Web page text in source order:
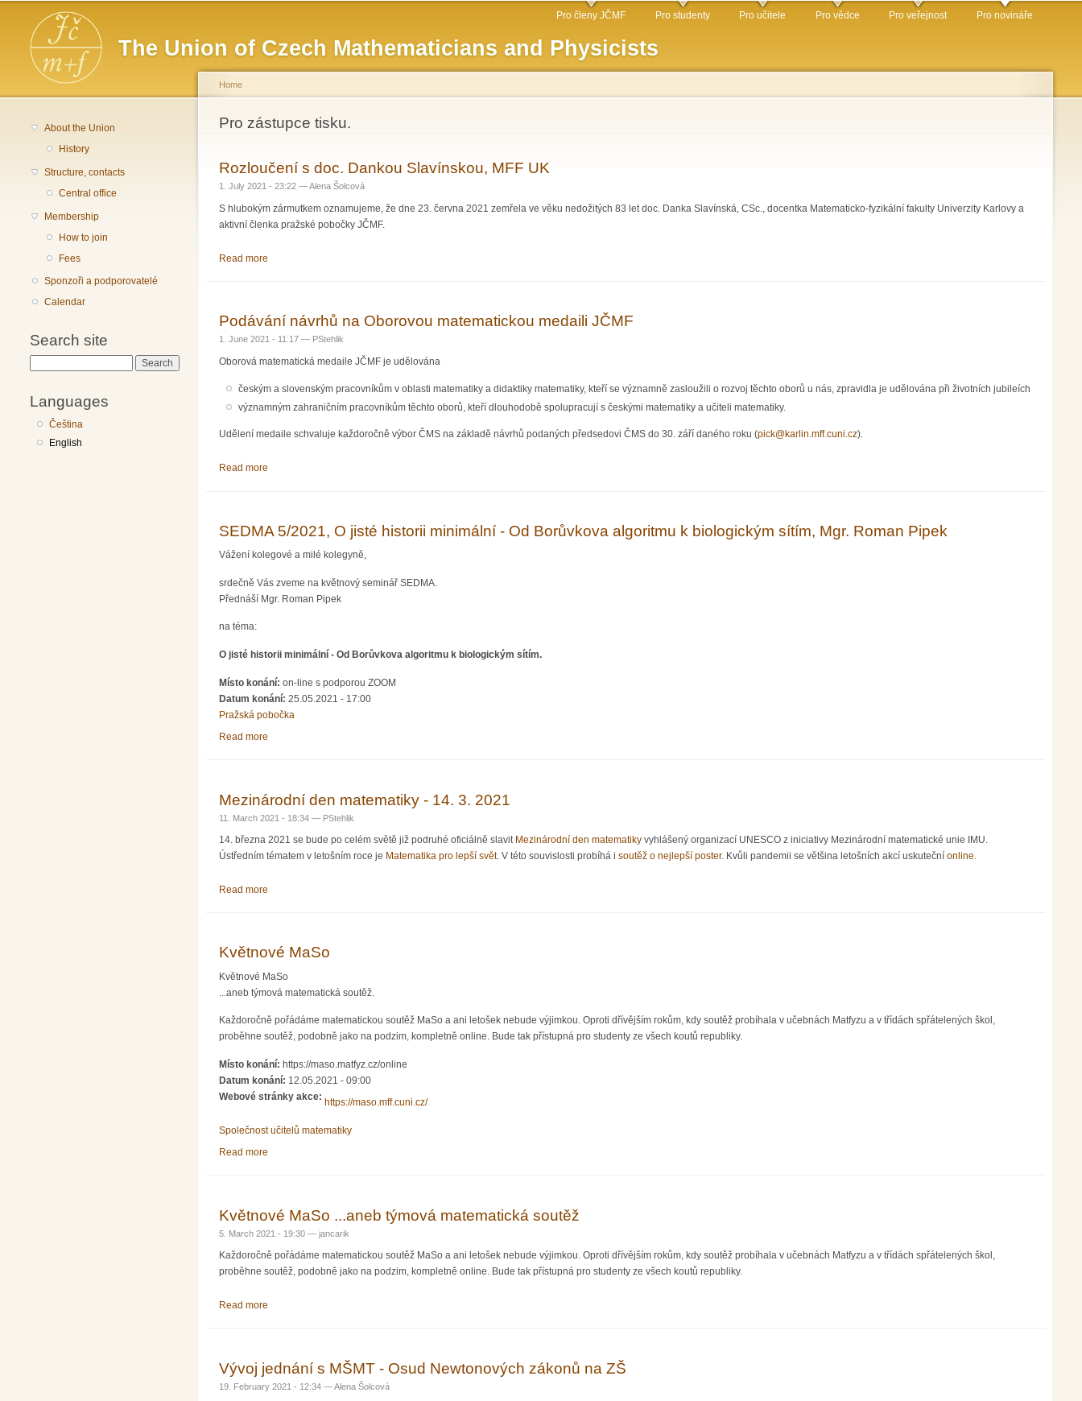
The Union of Czech Mathematicians and Physicists
Main menu Pro členy JČMF Pro studenty Pro učitele Pro vědce Pro veřejnost Pro novináře
About the Union
History
Structure, contacts
Central office
Membership
How to join
Fees
Sponzoři a podporovatelé
Calendar
Search site
Languages
Čeština
English
You are here
Home
Pro zástupce tisku.
Rozloučení s doc. Dankou Slavínskou, MFF UK
1. July 2021 - 23:22 —Alena Šolcová
S hlubokým zármutkem oznamujeme, že dne 23. června 2021 zemřela ve věku nedožitých 83 let doc. Danka Slavínská, CSc., docentka Matematicko-fyzikální fakulty Univerzity Karlovy a
aktivní členka pražské pobočky JČMF.
Read more
Podávání návrhů na Oborovou matematickou medaili JČMF
1. June 2021 - 11:17 — PStehlik
Oborová matematická medaile JČMF je udělována
českým a slovenským pracovníkům v oblasti matematiky a didaktiky matematiky, kteří se významně zasloužili o rozvoj těchto oborů u nás, zpravidla je udělována při životních jubileích
významným zahraničním pracovníkům těchto oborů, kteří dlouhodobě spolupracují s českými matematiky a učiteli matematiky.
Udělení medaile schvaluje každoročně výbor ČMS na základě návrhů podaných předsedovi ČMS do 30. září daného roku (pick@karlin.mff.cuni.cz).
Read more
SEDMA 5/2021, O jisté historii minimální - Od Borůvkova algoritmu k biologickým sítím, Mgr. Roman Pipek
Vážení kolegové a milé kolegyně,
srdečně Vás zveme na květnový seminář SEDMA.
Přednáší Mgr. Roman Pipek
na téma:
O jisté historii minimální - Od Borůvkova algoritmu k biologickým sítím.
Místo konání: on-line s podporou ZOOM
Datum konání: 25.05.2021 - 17:00
Pražská pobočka
Read more
Mezinárodní den matematiky - 14. 3. 2021
11. March 2021 - 18:34 — PStehlik
14. března 2021 se bude po celém světě již podruhé oficiálně slavit Mezinárodní den matematiky vyhlášený organizací UNESCO z iniciativy Mezinárodní matematické unie IMU.
Ústředním tématem v letošním roce je Matematika pro lepší svět. V této souvislosti probíhá i soutěž o nejlepší poster. Kvůli pandemii se většina letošních akcí uskuteční online.
Read more
Květnové MaSo
Květnové MaSo
...aneb týmová matematická soutěž.
Každoročně pořádáme matematickou soutěž MaSo a ani letošek nebude výjimkou. Oproti dřívějším rokům, kdy soutěž probíhala v učebnách Matfyzu a v třídách spřátelených škol,
proběhne soutěž, podobně jako na podzim, kompletně online. Bude tak přístupná pro studenty ze všech koutů republiky.
Místo konání: https://maso.matfyz.cz/online
Datum konání: 12.05.2021 - 09:00
Webové stránky akce:
https://maso.mff.cuni.cz/
Společnost učitelů matematiky
Read more
Květnové MaSo ...aneb týmová matematická soutěž
5. March 2021 - 19:30 — jancarik
Každoročně pořádáme matematickou soutěž MaSo a ani letošek nebude výjimkou. Oproti dřívějším rokům, kdy soutěž probíhala v učebnách Matfyzu a v třídách spřátelených škol,
proběhne soutěž, podobně jako na podzim, kompletně online. Bude tak přístupná pro studenty ze všech koutů republiky.
Read more
Vývoj jednání s MŠMT - Osud Newtonových zákonů na ZŠ
19. February 2021 - 12:34 —Alena Šolcová